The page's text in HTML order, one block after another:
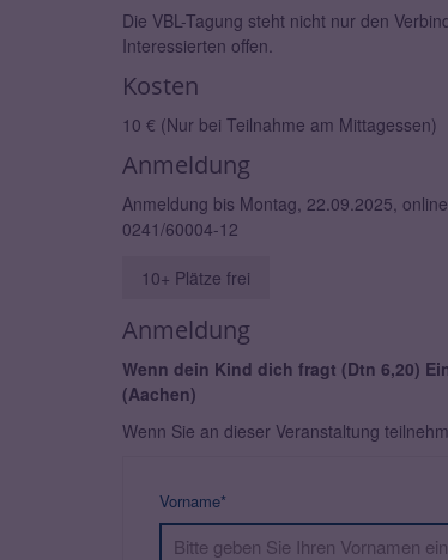
Die VBL-Tagung steht nicht nur den
Interessierten offen.
Kosten
10 € (Nur bei Teilnahme am Mittagessen)
Anmeldung
Anmeldung bis Montag, 22.09.2025,
0241/60004-12
10+ Plätze frei
Anmeldung
Wenn dein Kind dich fragt (Dtn 6,20)
(Aachen)
Wenn Sie an dieser Veranstaltung
Vorname*